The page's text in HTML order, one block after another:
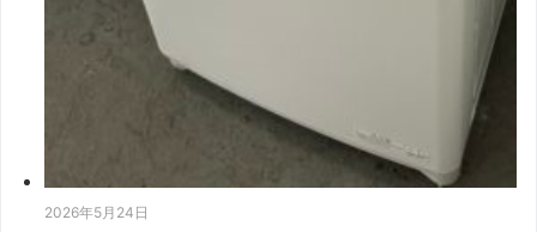
2026年5月24日